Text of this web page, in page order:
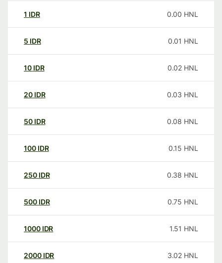
1 IDR 0.00 HNL
5 IDR 0.01 HNL
10 IDR 0.02 HNL
20 IDR 0.03 HNL
50 IDR 0.08 HNL
100 IDR 0.15 HNL
250 IDR 0.38 HNL
500 IDR 0.75 HNL
1000 IDR 1.51 HNL
2000 IDR 3.02 HNL